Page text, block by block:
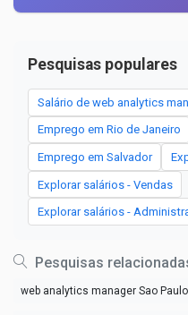
Pesquisas populares
Salário de web analytics
Emprego em Rio de Janeiro
Emprego em Salvador
Explorar salários - Vendas
Explorar salários -
Pesquisas
web analytics manager Sao Paulo